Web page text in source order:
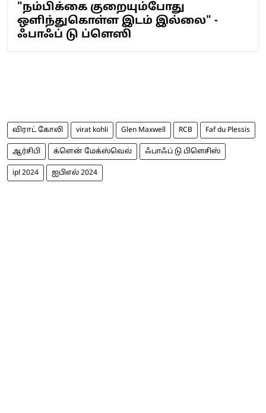
"நம்பிக்கை குறையும்போது
ஒளிந்துகொள்ள இடம் இல்லை" -
ஃபாஃப் டு ப்ளெஸி
விராட் கோலி virat kohli Glen Maxwell RCB Faf du Plessis
ஆர்சிபி க்ளென் மேக்ஸ்வெல் ஃபாஃப் டு பிளெசிஸ்
ipl 2024 ஐபிஎல் 2024